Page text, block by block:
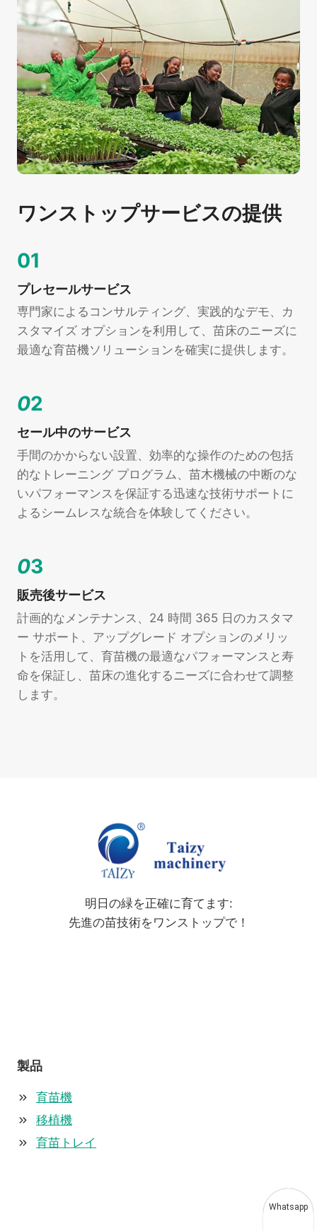
ワンストップサービスの提供
01
プレセールサービス
専門家によるコンサルティング、実践的なデモ、カ
スタマイズ オプションを利用して、苗床のニーズに
最適な育苗機ソリューションを確実に提供します。
02
セール中のサービス
手間のかからない設置、効率的な操作のための包括
的なトレーニング プログラム、苗木機械の中断のな
いパフォーマンスを保証する迅速な技術サポートに
よるシームレスな統合を体験してください。
03
販売後サービス
計画的なメンテナンス、24 時間 365 日のカスタマ
ー サポート、アップグレード オプションのメリッ
トを活用して、育苗機の最適なパフォーマンスと寿
命を保証し、苗床の進化するニーズに合わせて調整
します。
明日の緑を正確に育てます:
先進の苗技術をワンストップで！
製品
育苗機
移植機
育苗トレイ
Whatsapp